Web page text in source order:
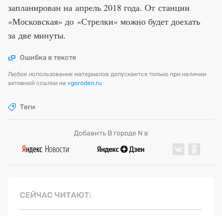
запланирован на апрель 2018 года. От станции
«Московская» до «Стрелки» можно будет доехать
за две минуты.
Ошибка в тексте
Любое использование материалов допускается только при наличии
активной ссылки на vgoroden.ru
Теги
Добавить В городе N в
СЕЙЧАС ЧИТАЮТ